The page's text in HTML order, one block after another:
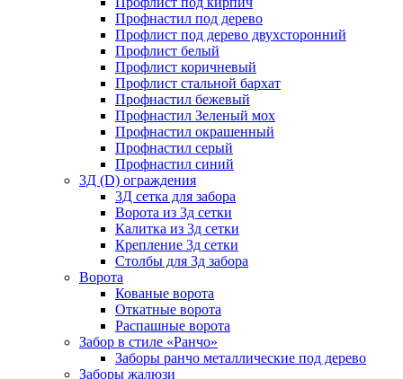
Профнастил под дерево
Профлист под дерево двухсторонний
Профлист белый
Профлист коричневый
Профлист стальной бархат
Профнастил бежевый
Профнастил Зеленый мох
Профнастил окрашенный
Профнастил серый
Профнастил синий
3Д (D) ограждения
3Д сетка для забора
Ворота из 3д сетки
Калитка из 3д сетки
Крепление 3д сетки
Столбы для 3д забора
Ворота
Кованые ворота
Откатные ворота
Распашные ворота
Забор в стиле «Ранчо»
Заборы ранчо металлические под дерево
Заборы жалюзи